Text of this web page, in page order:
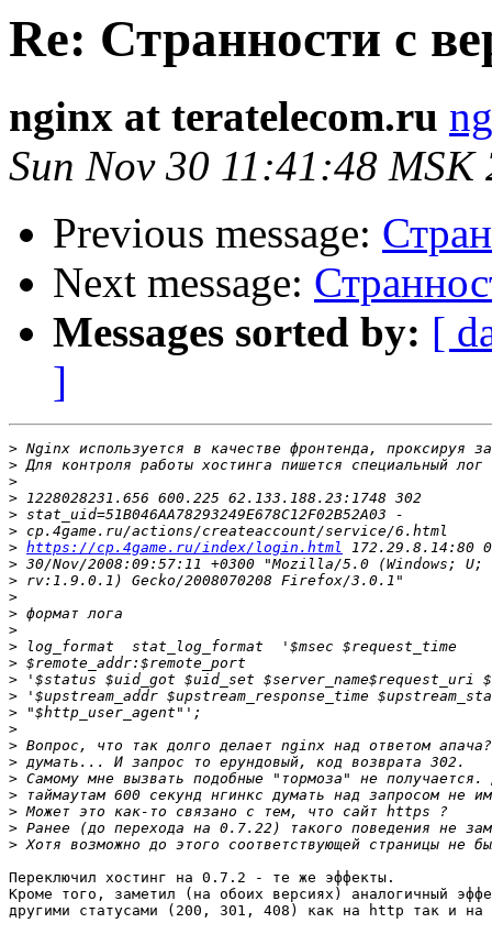
Re: Странности с
nginx at teratelecom.ru
Sun Nov 30 11:41:48 MSK
Previous message:
Next message:
Messages sorted by: [
]
>
>
>
>
>
>
> https://cp.4game.ru/index/login.html
>
>
>
>
>
>
>
>
>
>
>
>
>
>
>
>
>
>
Переключил хостинг на 0.7.2 - те же эффекты.
Кроме того, заметил (на обоих версиях) аналогичный
другими статусами (200, 301, 408) как на http так и